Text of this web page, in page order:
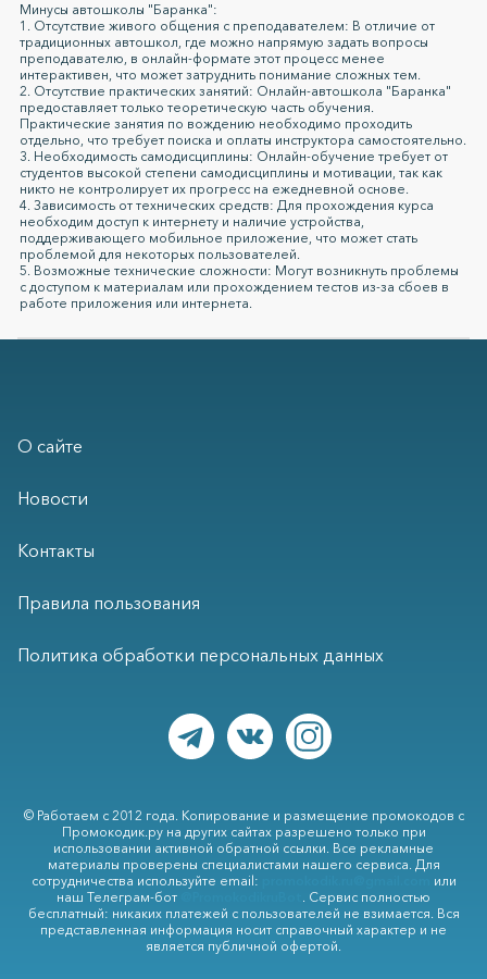
Минусы автошколы "Баранка":
1. Отсутствие живого общения с преподавателем: В отличие от
традиционных автошкол, где можно напрямую задать вопросы
преподавателю, в онлайн-формате этот процесс менее
интерактивен, что может затруднить понимание сложных тем.
2. Отсутствие практических занятий: Онлайн-автошкола "Баранка"
предоставляет только теоретическую часть обучения.
Практические занятия по вождению необходимо проходить
отдельно, что требует поиска и оплаты инструктора самостоятельно.
3. Необходимость самодисциплины: Онлайн-обучение требует от
студентов высокой степени самодисциплины и мотивации, так как
никто не контролирует их прогресс на ежедневной основе.
4. Зависимость от технических средств: Для прохождения курса
необходим доступ к интернету и наличие устройства,
поддерживающего мобильное приложение, что может стать
проблемой для некоторых пользователей.
5. Возможные технические сложности: Могут возникнуть проблемы
с доступом к материалам или прохождением тестов из-за сбоев в
работе приложения или интернета.
О сайте
Новости
Контакты
Правила пользования
Политика обработки персональных данных
© Работаем с 2012 года. Копирование и размещение промокодов с
Промокодик.ру на других сайтах разрешено только при
использовании активной обратной ссылки. Все рекламные
материалы проверены специалистами нашего сервиса. Для
сотрудничества используйте email:
или
наш Телеграм-бот
. Сервис полностью
бесплатный: никаких платежей с пользователей не взимается. Вся
представленная информация носит справочный характер и не
является публичной офертой.